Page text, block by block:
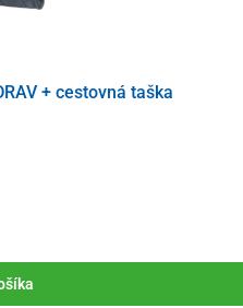
jemnú vibračnú masáž.
tabletči iné USB nabíjateľné
+ cestovná taška